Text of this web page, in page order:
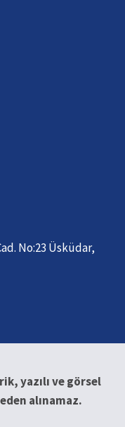
No:23 Üsküdar,
yazılı ve görsel
alınamaz.